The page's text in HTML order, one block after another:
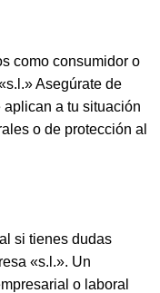
como consumidor o
Asegúrate de
a tu situación
o de protección al
si tienes dudas
«s.l.». Un
o laboral